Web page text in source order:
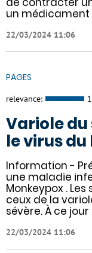
un médicament
22/03/2024 11:06
PAGES
relevance:
Variole
le virus
Information -
une maladie
Monkeypox .
ceux de la
sévère. À ce jour
22/03/2024 11:06